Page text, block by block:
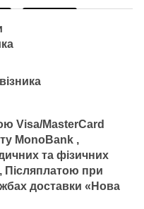
Пошти
пошта
Visa/MasterCard
MonoBank ,
та фізичних
Післяплатою при
доставки «Нова